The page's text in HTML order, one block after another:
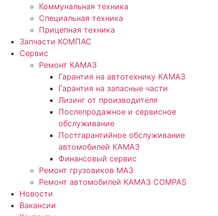
Коммунальная техника
Специальная техника
Прицепная техника
Запчасти КОМПАС
Сервис
Ремонт КАМАЗ
Гарантия на автотехнику КАМАЗ
Гарантия на запасные части
Лизинг от производителя
Послепродажное и сервисное
обслуживание
Постгарантийное обслуживание
автомобилей КАМАЗ
Финансовый сервис
Ремонт грузовиков МАЗ
Ремонт автомобилей КАМАЗ COMPAS
Новости
Вакансии